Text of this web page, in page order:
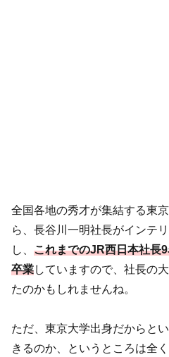
全国各地の秀才が集結する東
ら、長谷川一明社長がインテ
し、 これまでのJR西日本社長
卒業していますので、社長の
たのかもしれませんね。
ただ、東京大学出身だからと
きるのか、というところは全